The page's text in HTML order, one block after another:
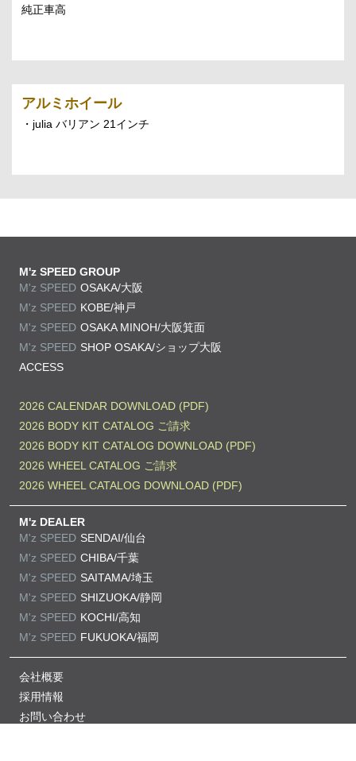
純正車高
アルミホイール
・julia バリアン 21インチ
M'z SPEED GROUP
M'z SPEED OSAKA/大阪
M'z SPEED KOBE/神戸
M'z SPEED OSAKA MINOH/大阪箕面
M'z SPEED SHOP OSAKA/ショップ大阪
ACCESS
2026 CALENDAR DOWNLOAD (PDF)
2026 BODY KIT CATALOG ご請求
2026 BODY KIT CATALOG DOWNLOAD (PDF)
2026 WHEEL CATALOG ご請求
2026 WHEEL CATALOG DOWNLOAD (PDF)
M'z DEALER
M'z SPEED SENDAI/仙台
M'z SPEED CHIBA/千葉
M'z SPEED SAITAMA/埼玉
M'z SPEED SHIZUOKA/静岡
M'z SPEED KOCHI/高知
M'z SPEED FUKUOKA/福岡
会社概要
採用情報
お問い合わせ